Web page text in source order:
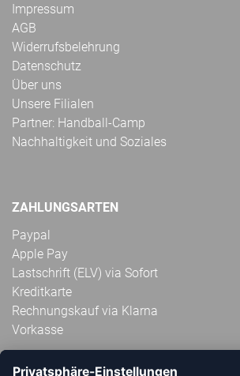
Impressum
AGB
Widerrufsbelehrung
Datenschutz
Über uns
Unsere Filialen
Partner: Handball-Camp
Nachhaltigkeit und Soziales
ZAHLUNGSARTEN
Paypal
Apple Pay
Lastschrift (ELV) via Sofort
Kreditkarte
Rechnungskauf via Klarna
Vorkasse